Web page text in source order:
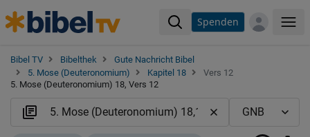
Spenden
Bibel TV Bibelthek
Gute Nachricht Bibel
5. Mose (Deuteronomium)
Kapitel 18
Vers 12
5. Mose (Deuteronomium) 18, Vers 12